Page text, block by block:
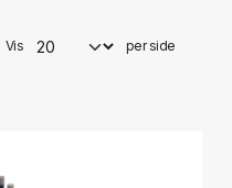
Vis per side